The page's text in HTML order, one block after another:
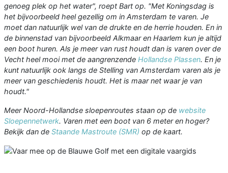
genoeg plek op het water", roept Bart op. "Met Koningsdag is
het bijvoorbeeld heel gezellig om in Amsterdam te varen. Je
moet dan natuurlijk wel van de drukte en de herrie houden. En in
de binnenstad van bijvoorbeeld Alkmaar en Haarlem kun je altijd
een boot huren. Als je meer van rust houdt dan is varen over de
Vecht heel mooi met de aangrenzende Hollandse Plassen. En je
kunt natuurlijk ook langs de Stelling van Amsterdam varen als je
meer van geschiedenis houdt. Het is maar net waar je van
houdt."
Meer Noord-Hollandse sloepenroutes staan op de website
Sloepennetwerk. Varen met een boot van 6 meter en hoger?
Bekijk dan de Staande Mastroute (SMR) op de kaart.